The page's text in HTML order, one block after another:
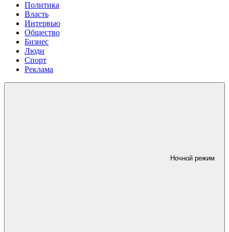
Политика
Власть
Интервью
Общество
Бизнес
Люди
Спорт
Реклама
Ночной режим